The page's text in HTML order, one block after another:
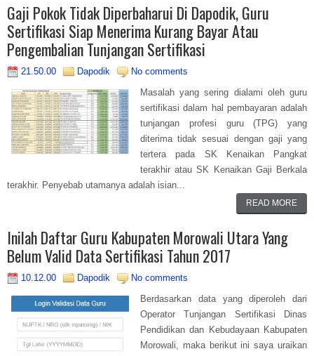
Gaji Pokok Tidak Diperbaharui Di Dapodik, Guru
Sertifikasi Siap Menerima Kurang Bayar Atau
Pengembalian Tunjangan Sertifikasi
21.50.00 Dapodik
No comments
Masalah yang sering dialami oleh guru
sertifikasi dalam hal pembayaran adalah
tunjangan profesi guru (TPG) yang
diterima tidak sesuai dengan gaji yang
tertera pada SK Kenaikan Pangkat
terakhir atau SK Kenaikan Gaji Berkala
terakhir. Penyebab utamanya adalah isian...
READ MORE
Inilah Daftar Guru Kabupaten Morowali Utara Yang
Belum Valid Data Sertifikasi Tahun 2017
10.12.00 Dapodik
No comments
Berdasarkan data yang diperoleh dari
Operator Tunjangan Sertifikasi Dinas
Pendidikan dan Kebudayaan Kabupaten
Morowali, maka berikut ini saya uraikan